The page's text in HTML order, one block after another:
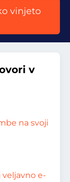
vinjeto
v
na svoji
e-